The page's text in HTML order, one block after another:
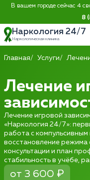
В вашем городе сейчас 4
8
Наркология 24/7
Наркологическая клиника
Главная Услуги
Лечение
Лечение игровой
«Наркология 24/7»:
работа с
восстановление режима
консультации и план
стабильность в учёбе,
от 3 600 ₽